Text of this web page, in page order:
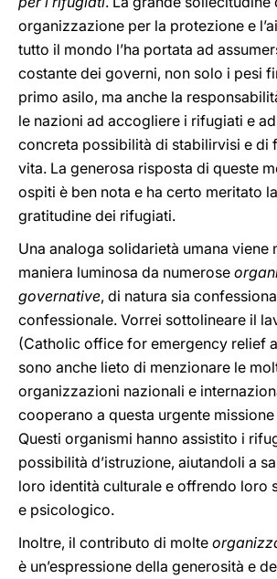
organizzazione per la protezione e
tutto il mondo l’ha portata ad
costante dei governi, non solo i pesi
primo asilo, ma anche la
le nazioni ad accogliere i rifugiati e
concreta possibilità di stabilirvisi e di
vita. La generosa risposta di queste
ospiti è ben nota e ha certo meritato
gratitudine dei rifugiati.
Una analoga solidarietà umana viene
maniera luminosa da numerose
governative, di natura sia
confessionale. Vorrei sottolineare il
(Catholic office for emergency relief
sono anche lieto di menzionare le
organizzazioni nazionali e
cooperano a questa urgente
Questi organismi hanno assistito i
possibilità d’istruzione, aiutandoli a
loro identità culturale e offrendo loro
e psicologico.
Inoltre, il contributo di molte
è un’espressione della generosità e